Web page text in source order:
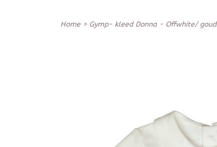
Home > Gymp- kleed Donna - Offwhite/ goud